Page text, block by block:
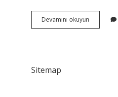
Devamını okuyun Johnsons
Israil
Sitemap